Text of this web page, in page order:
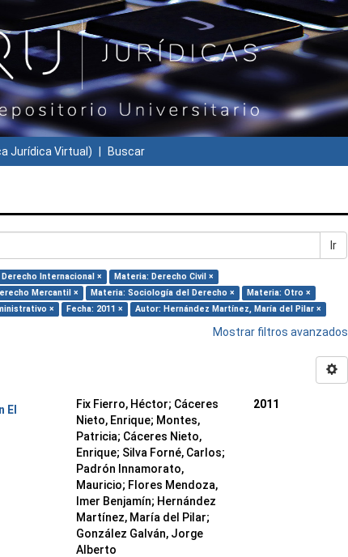
Jurídica Virtual) Buscar
Ir
Internacional ×
Materia: Derecho Civil ×
Mercantil × Materia: Sociología del Derecho ×
Materia: Otro ×
× Fecha: 2011 × Autor: Hernández Martínez, María del Pilar ×
Mostrar filtros avanzados
El
Fix Fierro, Héctor; Cáceres
Nieto, Enrique; Montes,
Patricia; Cáceres Nieto,
Enrique; Silva Forné, Carlos;
Padrón Innamorato,
Mauricio; Flores Mendoza,
Imer Benjamín; Hernández
Martínez, María del Pilar;
González Galván, Jorge
Alberto
2011